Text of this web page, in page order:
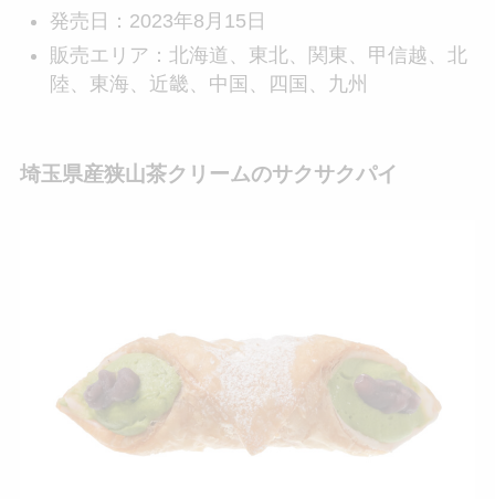
発売日：2023年8月15日
販売エリア：北海道、東北、関東、甲信越、北
陸、東海、近畿、中国、四国、九州
埼玉県産狭山茶クリームのサクサクパイ